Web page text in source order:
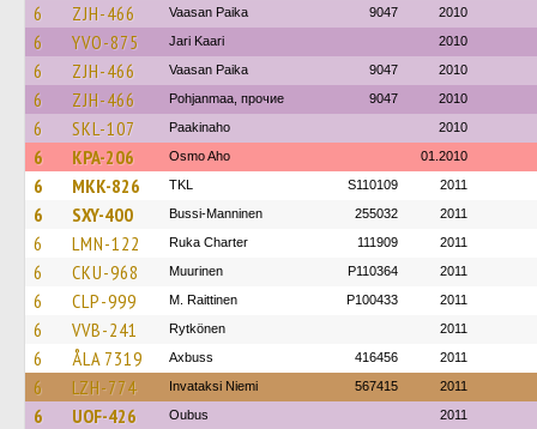
6 ZJH-466 Vaasan Paika 9047 2010
6 YVO-875 Jari Kaari 2010
6 ZJH-466 Vaasan Paika 9047 2010
6 ZJH-466 Pohjanmaa, прочие 9047 2010
6 SKL-107 Paakinaho 2010
6 KPA-206 Osmo Aho 01.2010
6 MKK-826 TKL S110109 2011
6 SXY-400 Bussi-Manninen 255032 2011
6 LMN-122 Ruka Charter 111909 2011
6 CKU-968 Muurinen P110364 2011
6 CLP-999 M. Raittinen P100433 2011
6 VVB-241 Rytkönen 2011
6 ÅLA 7319 Axbuss 416456 2011
6 LZH-774 Invataksi Niemi 567415 2011
6 UOF-426 Oubus 2011